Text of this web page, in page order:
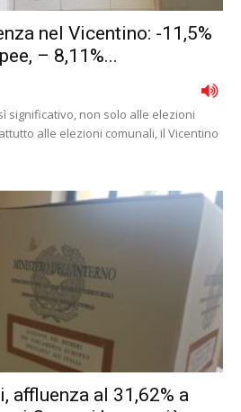
nel Vicentino: -11,5%
– 8,11%...
significativo, non solo alle elezioni
alle elezioni comunali, il Vicentino
affluenza al 31,62% a